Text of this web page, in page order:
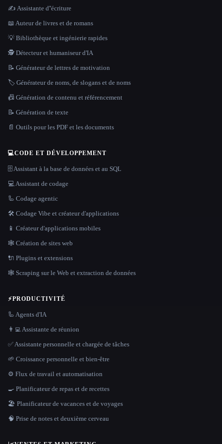
✍️ Assistante d''écriture
📖 Auteur de livres et de romans
💡 Bibliothèque et ingénierie rapides
🕵️ Détecteur et humaniseur d'IA
📝 Générateur de lettres de motivation
🏷️ Générateur de noms, de slogans et de noms
📠 Génération de contenu et référencement
📝 Génération de texte
📄 Outils pour les PDF et les documents
💻CODE ET DÉVELOPPEMENT
🗄️ Assistant à la base de données et au SQL
💻 Assistant de codage
🦾 Codage agentic
🛠️ Codage Vibe et créateur d'applications
📱 Créateur d'applications mobiles
🕸 Création de sites web
🔌 Plugins et extensions
🕸️ Scraping sur le Web et extraction de données
⚡PRODUCTIVITÉ
🦾 Agents d'IA
👨‍💻 Assistante de réunion
✅ Assistante personnelle et chargée de tâches
🌱 Croissance personnelle et bien-être
⚙️ Flux de travail et automatisation
🍳 Planificateur de repas et de recettes
🏖 Planificateur de vacances et de voyages
🧠 Prise de notes et deuxième cerveau